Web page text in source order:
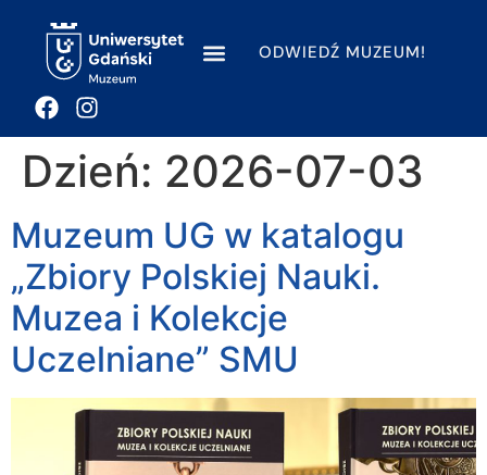
ODWIEDŹ MUZEUM!
Dzień: 2026-07-03
Muzeum UG w katalogu
„Zbiory Polskiej Nauki.
Muzea i Kolekcje
Uczelniane” SMU